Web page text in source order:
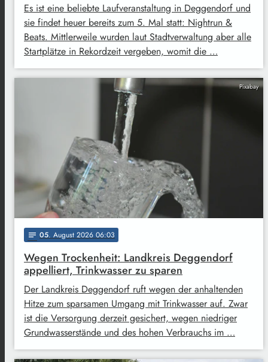
Es ist eine beliebte Laufveranstaltung in Deggendorf und
sie findet heuer bereits zum 5. Mal statt: Nightrun &
Beats. Mittlerweile wurden laut Stadtverwaltung aber alle
Startplätze in Rekordzeit vergeben, womit die …
Pixabay
notes 05. August 2026 06:03
Wegen Trockenheit: Landkreis Deggendorf
appelliert, Trinkwasser zu sparen
Der Landkreis Deggendorf ruft wegen der anhaltenden
Hitze zum sparsamen Umgang mit Trinkwasser auf. Zwar
ist die Versorgung derzeit gesichert, wegen niedriger
Grundwasserstände und des hohen Verbrauchs im …